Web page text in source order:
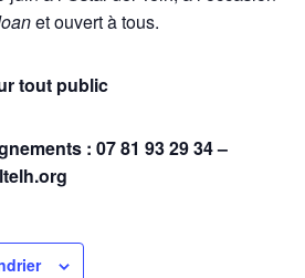
et ouvert à tous.
tout public
s : 07 81 93 29 34 –